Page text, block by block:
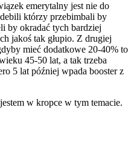
emerytalny jest nie do
debili którzy przebimbali by
by okradać tych bardziej
jakoś tak głupio. Z drugiej
mieć dodatkowe 20-40% to
45-50 lat, a tak trzeba
5 lat później wpada booster z
w kropce w tym temacie.